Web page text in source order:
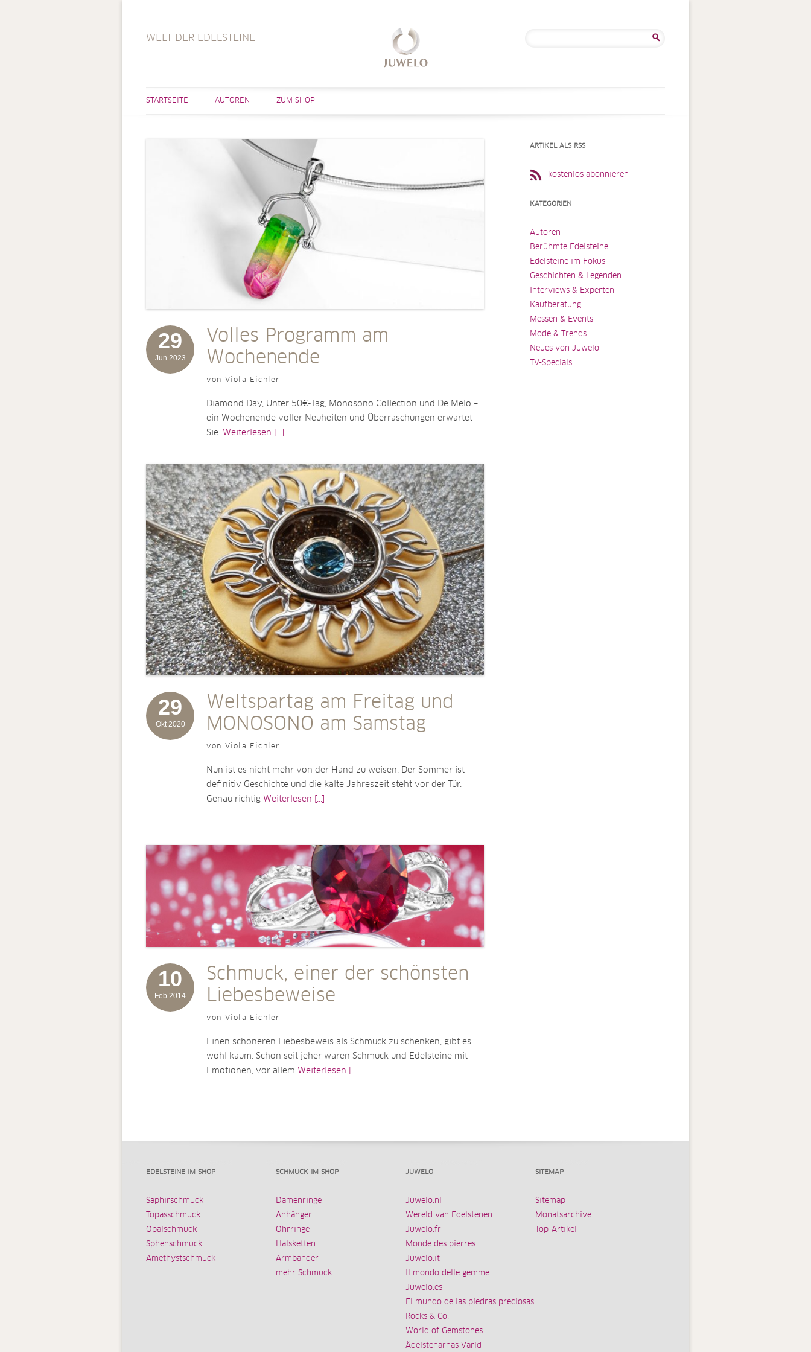
WELT DER EDELSTEINE
STARTSEITE AUTOREN ZUM SHOP
29
Jun 2023
Volles Programm am
Wochenende
von Viola Eichler
Diamond Day, Unter 50€-Tag, Monosono Collection und De Melo –
ein Wochenende voller Neuheiten und Überraschungen erwartet
Sie. Weiterlesen [...]
29
Okt 2020
Weltspartag am Freitag und
MONOSONO am Samstag
von Viola Eichler
Nun ist es nicht mehr von der Hand zu weisen: Der Sommer ist
definitiv Geschichte und die kalte Jahreszeit steht vor der Tür.
Genau richtig Weiterlesen [...]
10
Feb 2014
Schmuck, einer der schönsten
Liebesbeweise
von Viola Eichler
Einen schöneren Liebesbeweis als Schmuck zu schenken, gibt es
wohl kaum. Schon seit jeher waren Schmuck und Edelsteine mit
Emotionen, vor allem Weiterlesen [...]
ARTIKEL ALS RSS
kostenlos abonnieren
KATEGORIEN
Autoren
Berühmte Edelsteine
Edelsteine im Fokus
Geschichten & Legenden
Interviews & Experten
Kaufberatung
Messen & Events
Mode & Trends
Neues von Juwelo
TV-Specials
EDELSTEINE IM SHOP
Saphirschmuck
Topasschmuck
Opalschmuck
Sphenschmuck
Amethystschmuck
SCHMUCK IM SHOP
Damenringe
Anhänger
Ohrringe
Halsketten
Armbänder
mehr Schmuck
JUWELO
Juwelo.nl
Wereld van Edelstenen
Juwelo.fr
Monde des pierres
Juwelo.it
Il mondo delle gemme
Juwelo.es
El mundo de las piedras preciosas
Rocks & Co.
World of Gemstones
Ädelstenarnas Värld
SITEMAP
Sitemap
Monatsarchive
Top-Artikel